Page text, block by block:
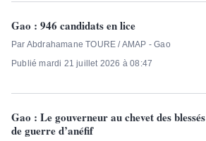
Gao : 946 candidats en lice
Par Abdrahamane TOURE / AMAP - Gao
Publié mardi 21 juillet 2026 à 08:47
Gao : Le gouverneur au chevet des blessés
de guerre d’anéfif